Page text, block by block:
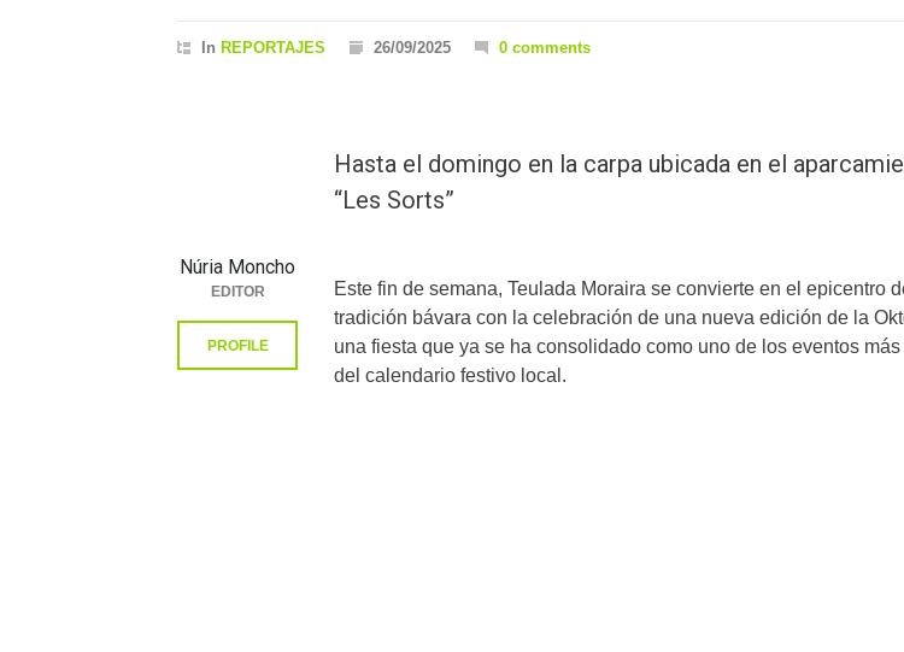
In REPORTAJES 26/09/2025 0 comments
Hasta el domingo en la carpa ubicada en el
“Les Sorts”
Este fin de semana, Teulada Moraira se convierte en el epicentro
tradición bávara con la celebración de una nueva edición de la
una fiesta que ya se ha consolidado como uno de los eventos
del calendario festivo local.
Núria Moncho
EDITOR
PROFILE